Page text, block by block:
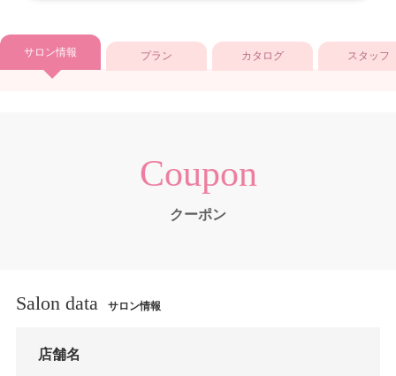
サロン情報 プラン カタログ スタッフ
Coupon
クーポン
Salon data サロン情報
店舗名